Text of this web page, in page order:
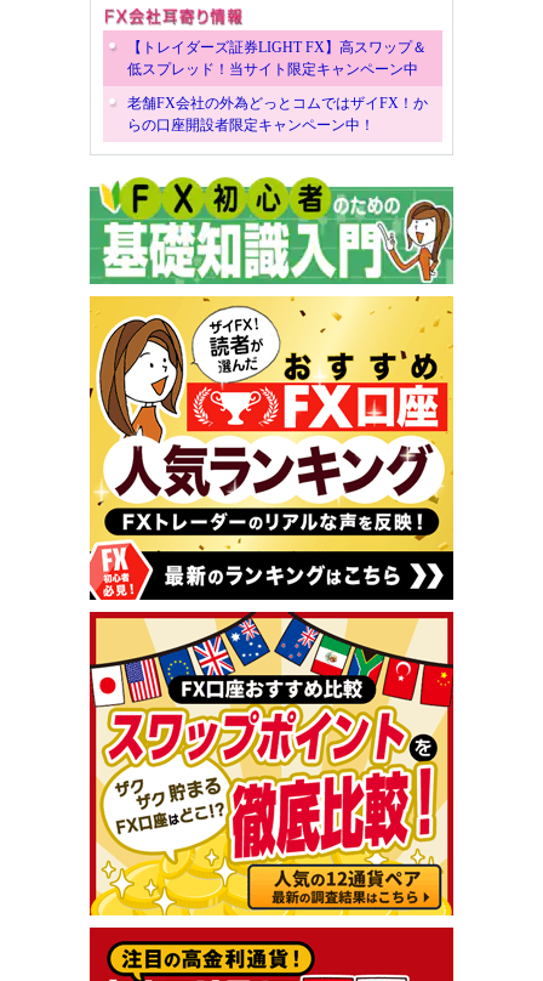
【トレイダーズ証券LIGHT FX】高スワップ＆
低スプレッド！当サイト限定キャンペーン中
老舗FX会社の外為どっとコムではザイFX！か
らの口座開設者限定キャンペーン中！